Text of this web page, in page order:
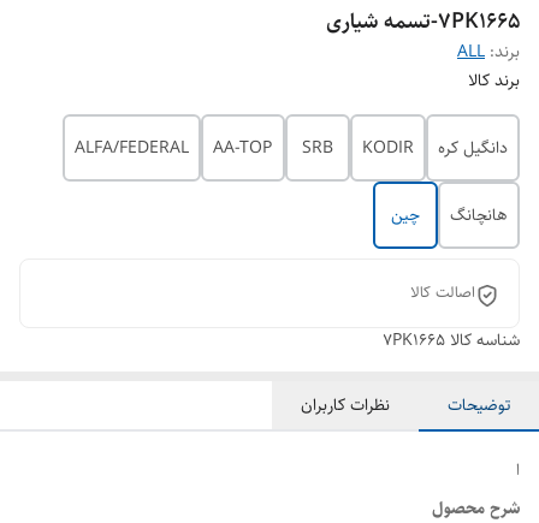
7PK1665-تسمه شیاری
برند: ALL
برند کالا
دانگیل کره KODIR
SRB
AA-TOP
ALFA/FEDERAL
هانچانگ چین
اصالت کالا
شناسه کالا 7PK1665
توضیحات نظرات کاربران
ا
شرح محصول